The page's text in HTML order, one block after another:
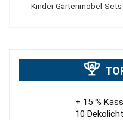
Kinder Gartenmöbel-Sets
+ 15 %
10